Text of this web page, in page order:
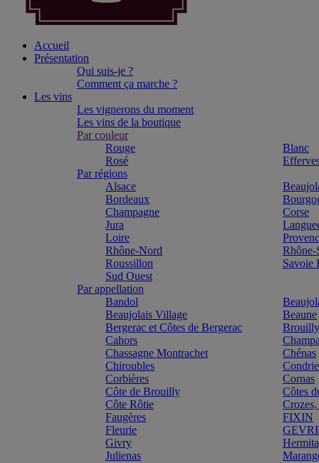
Accueil
Présentation
Qui suis-je ?
Comment ça marche ?
Les vins
Les vignerons du moment
Les vins de la boutique
Par couleur
Rouge
Blanc
Rosé
Par régions
Alsace
Bordeaux
Champagne
Corse
Jura
Loire
Rhône-Nord
Rhône-
Roussillon
Savoie
Sud Ouest
Par appellation
Bandol
Beaujolais Village
Beaune
Bergerac et Côtes de Bergerac
Brouilly
Cahors
Chassagne Montrachet
Chénas
Chiroubles
Corbières
Cornas
Côte de Brouilly
Côtes
Côte Rôtie
Faugères
FIXIN
Fleurie
Givry
Julienas